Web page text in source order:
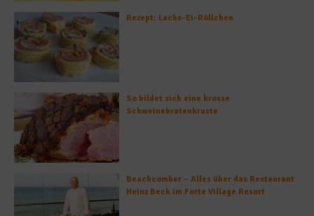
Rezept: Lachs-Ei-Röllchen
So bildet sich eine krosse
Schweinebratenkruste
Beachcomber – Alles über das Restaurant
Heinz Beck im Forte Village Resort